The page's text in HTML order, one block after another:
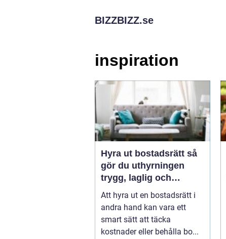
BIZZBIZZ.se
inspiration
Hyra ut bostadsrätt så
gör du uthyrningen
trygg, laglig och
lönsam
Att hyra ut en bostadsrätt i
andra hand kan vara ett
smart sätt att täcka
kostnader eller behålla bo...